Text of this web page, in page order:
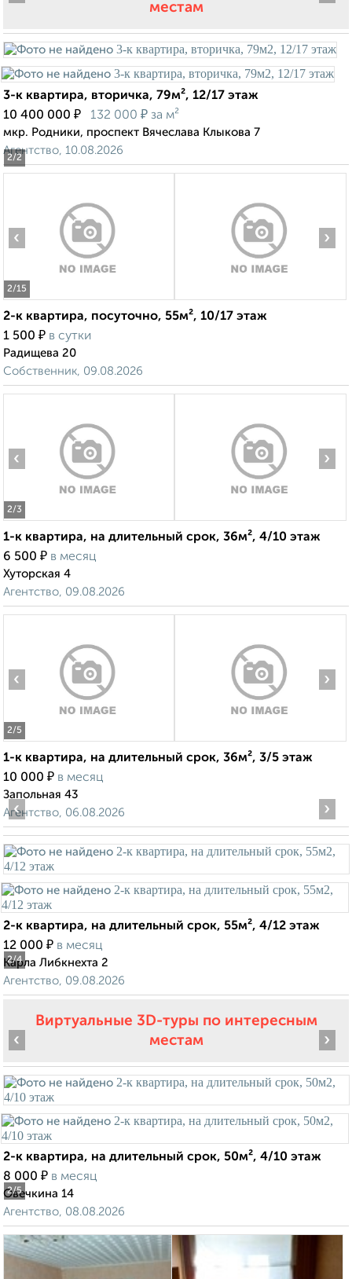
местам
2/2
3-к квартира, вторичка, 79м², 12/17 этаж
10 400 000 ₽ 132 000 ₽ за м²
мкр. Родники, проспект Вячеслава Клыкова 7
Агентство, 10.08.2026
2/15
‹ ›
2-к квартира, посуточно, 55м², 10/17 этаж
1 500 ₽ в сутки
Радищева 20
Собственник, 09.08.2026
2/3
‹ ›
1-к квартира, на длительный срок, 36м², 4/10 этаж
6 500 ₽ в месяц
Хуторская 4
Агентство, 09.08.2026
2/5
‹ ›
1-к квартира, на длительный срок, 36м², 3/5 этаж
10 000 ₽ в месяц
Запольная 43
Агентство, 06.08.2026
2/4
‹ ›
2-к квартира, на длительный срок, 55м², 4/12 этаж
12 000 ₽ в месяц
Карла Либкнехта 2
Агентство, 09.08.2026
Виртуальные 3D-туры по интересным
местам
2/5
‹ ›
2-к квартира, на длительный срок, 50м², 4/10 этаж
8 000 ₽ в месяц
Овечкина 14
Агентство, 08.08.2026